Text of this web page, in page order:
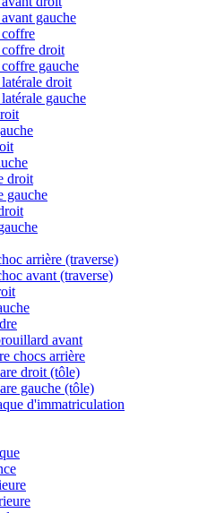
gauche
coffre
coffre droit
gauche
droit
gauche
droit
gauche
arrière (traverse)
avant (traverse)
avant
chocs arrière
droit (tôle)
gauche (tôle)
d'immatriculation